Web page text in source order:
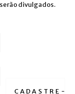
divulgados.